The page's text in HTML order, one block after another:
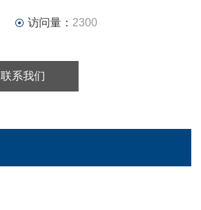
访问量： 2300
联系我们